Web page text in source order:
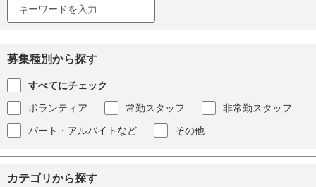
募集種別から探す
すべてにチェック
ボランティア
常勤スタッフ
非常勤スタッフ
パート・アルバイトなど
その他
カテゴリから探す